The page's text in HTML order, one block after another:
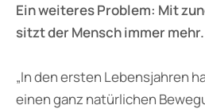
Ein weiteres Problem: Mit
sitzt der Mensch immer mehr.
„In den ersten Lebensjahren
einen ganz natürlichen